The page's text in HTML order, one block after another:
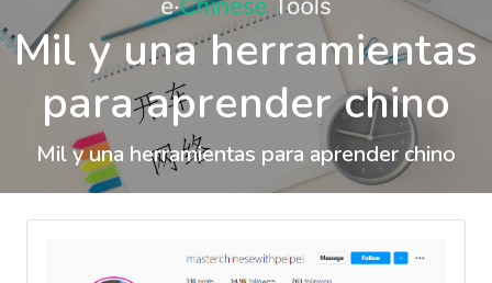
Mil y una herramientas
para aprender chino
Mil y una herramientas para aprender chino